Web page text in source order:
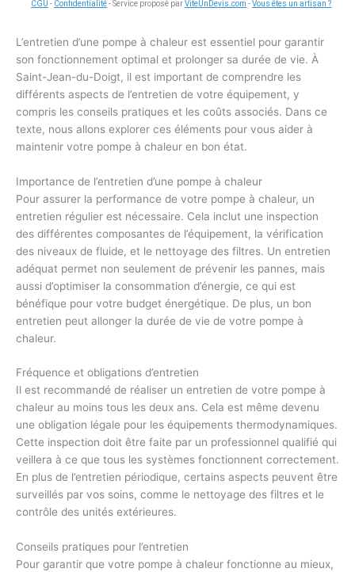
CGU - Confidentialité- Service proposé parViteUnDevis.com -Vous êtes un artisan ?
L’entretien d’une pompe à chaleur est essentiel pour garantir
son fonctionnement optimal et prolonger sa durée de vie. À
Saint-Jean-du-Doigt, il est important de comprendre les
différents aspects de l’entretien de votre équipement, y
compris les conseils pratiques et les coûts associés. Dans ce
texte, nous allons explorer ces éléments pour vous aider à
maintenir votre pompe à chaleur en bon état.
Importance de l’entretien d’une pompe à chaleur
Pour assurer la performance de votre pompe à chaleur, un
entretien régulier est nécessaire. Cela inclut une inspection
des différentes composantes de l’équipement, la vérification
des niveaux de fluide, et le nettoyage des filtres. Un entretien
adéquat permet non seulement de prévenir les pannes, mais
aussi d’optimiser la consommation d’énergie, ce qui est
bénéfique pour votre budget énergétique. De plus, un bon
entretien peut allonger la durée de vie de votre pompe à
chaleur.
Fréquence et obligations d’entretien
Il est recommandé de réaliser un entretien de votre pompe à
chaleur au moins tous les deux ans. Cela est même devenu
une obligation légale pour les équipements thermodynamiques.
Cette inspection doit être faite par un professionnel qualifié qui
veillera à ce que tous les systèmes fonctionnent correctement.
En plus de l’entretien périodique, certains aspects peuvent être
surveillés par vos soins, comme le nettoyage des filtres et le
contrôle des unités extérieures.
Conseils pratiques pour l’entretien
Pour garantir que votre pompe à chaleur fonctionne au mieux,